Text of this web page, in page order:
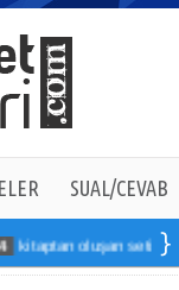
SUAL/CEVAB
oluşan seti online